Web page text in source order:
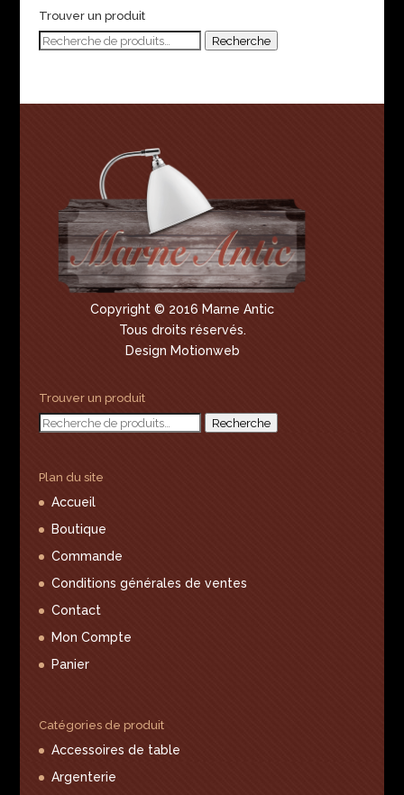
Trouver un produit
Recherche
Recherche
Copyright © 2016 Marne Antic
Tous droits réservés.
Design Motionweb
Trouver un produit
Recherche
Recherche
Plan du site
Accueil
Boutique
Commande
Conditions générales de ventes
Contact
Mon Compte
Panier
Catégories de produit
Accessoires de table
Argenterie